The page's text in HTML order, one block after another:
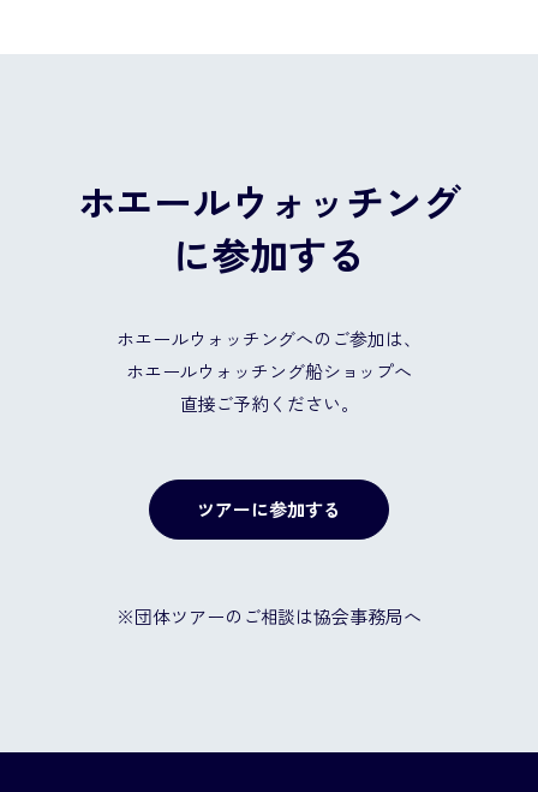
ホエールウォッチング
に参加する
ホエールウォッチングへのご参加は、
ホエールウォッチング船ショップへ
直接ご予約ください。
ツアーに参加する
※団体ツアーのご相談は協会事務局へ